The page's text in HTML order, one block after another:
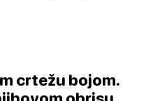
crtežu bojom.